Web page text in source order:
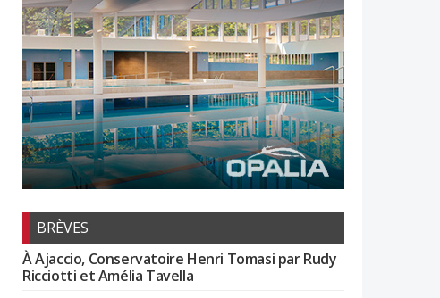
BRÈVES
À Ajaccio, Conservatoire Henri Tomasi par Rudy
Ricciotti et Amélia Tavella